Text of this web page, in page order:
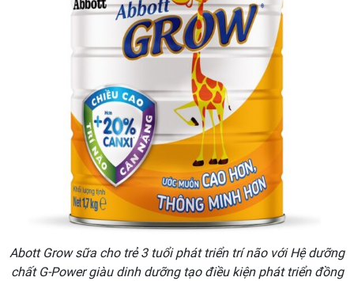
Abott Grow sữa cho trẻ 3 tuổi phát triển trí não vớiHệ dưỡng
chất G-Power giàu dinh dưỡng tạo điều kiện phát triển đồng